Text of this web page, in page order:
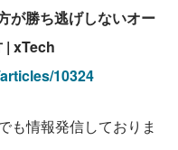
が勝ち逃げしないオー
| xTech
10324
も情報発信しておりま